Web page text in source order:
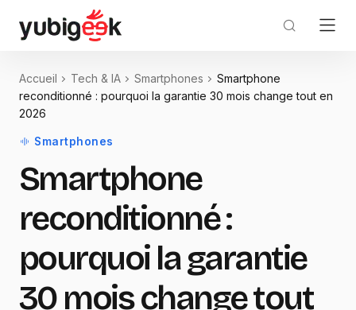
Accueil Tech & IA Smartphones
Smartphone
reconditionné : pourquoi la garantie 30 mois change tout en
2026
Smartphones
Smartphone
reconditionné :
pourquoi la garantie
30 mois change tout